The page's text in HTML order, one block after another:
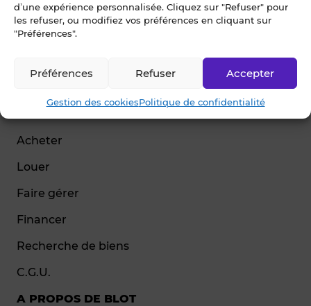
d’une expérience personnalisée. Cliquez sur "Refuser" pour
les refuser, ou modifiez vos préférences en cliquant sur
"Préférences".
Accepter
Refuser
Préférences
Gestion des cookiesPolitique de confidentialité
© Blot 2026
Acheter
Louer
Faire gérer
Financer
Recherche de biens
C.G.U.
A PROPOS DE BLOT